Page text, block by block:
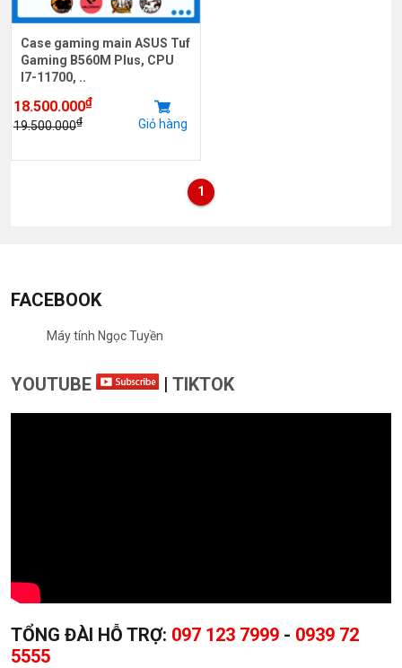
Case gaming main ASUS Tuf
Gaming B560M Plus, CPU
I7-11700, ..
18.500.000₫
19.500.000₫ Giỏ hàng
1
FACEBOOK
Máy tính Ngọc Tuyền
YOUTUBE | TIKTOK
TỔNG ĐÀI HỖ TRỢ: 097 123 7999 - 0939 72
5555